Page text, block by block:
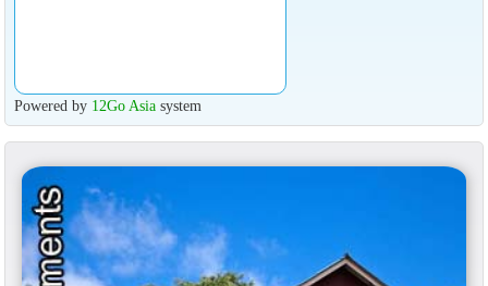
Powered by 12Go Asiasystem